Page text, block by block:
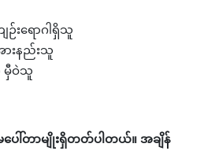
ဉ်းရောဂါရှိသူ
းနည်းသူ
မှီဝဲသူ
ပေါ်တာမျိုးရှိတတ်ပါတယ်။ အချိန်